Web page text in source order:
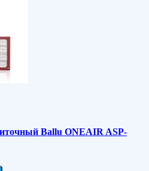
Ballu ONEAIR ASP-